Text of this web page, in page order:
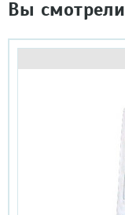
Вы смотрели